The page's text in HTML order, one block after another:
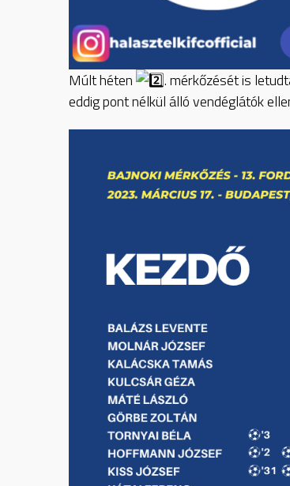
Múlt héten
. mérkőzését is
eddig pont nélkül álló vendéglátók